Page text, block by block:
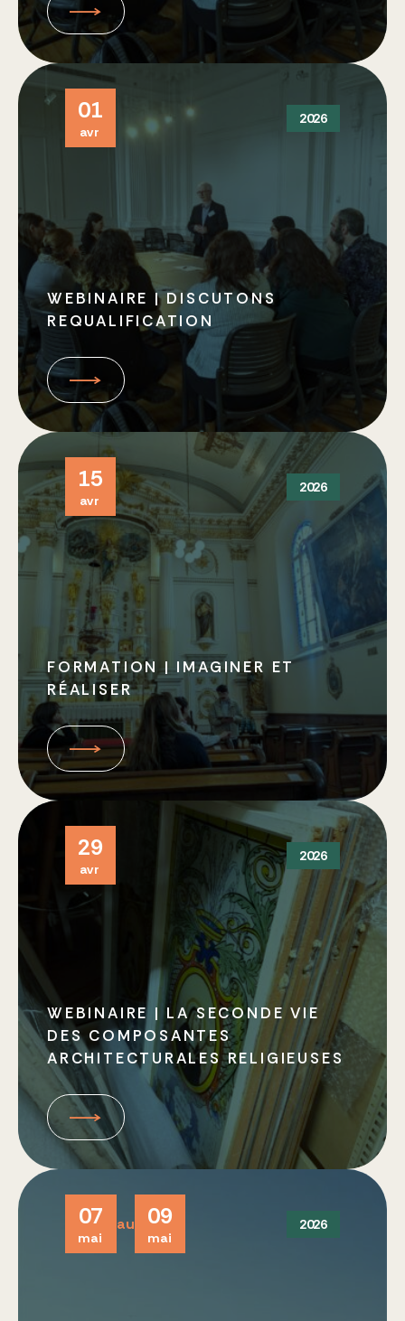
01
avr
2026
WEBINAIRE | DISCUTONS
REQUALIFICATION
15
avr
2026
FORMATION | IMAGINER ET
RÉALISER
29
avr
2026
WEBINAIRE | LA SECONDE VIE
DES COMPOSANTES
ARCHITECTURALES RELIGIEUSES
07
mai
au 09
mai
2026